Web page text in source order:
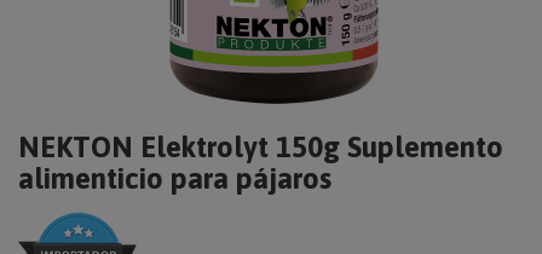
NEKTON Elektrolyt 150g Suplemento
alimenticio para pájaros